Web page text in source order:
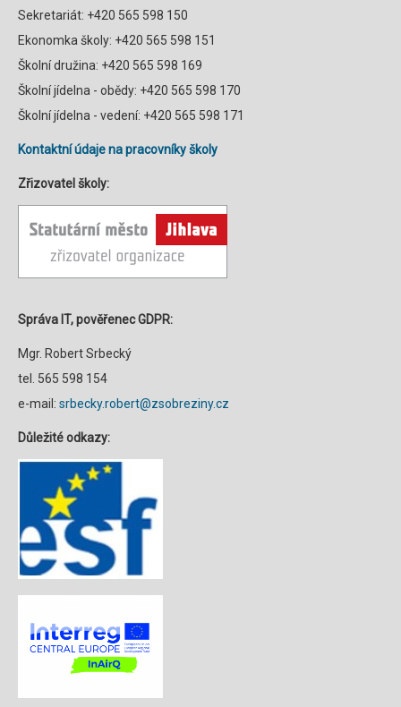
Sekretariát: +420 565 598 150
Ekonomka školy: +420 565 598 151
Školní družina: +420 565 598 169
Školní jídelna - obědy: +420 565 598 170
Školní jídelna - vedení: +420 565 598 171
Kontaktní údaje na pracovníky školy
Zřizovatel školy:
Správa IT, pověřenec GDPR:
Mgr. Robert Srbecký
tel. 565 598 154
e-mail: srbecky.robert@zsobreziny.cz
Důležité odkazy: